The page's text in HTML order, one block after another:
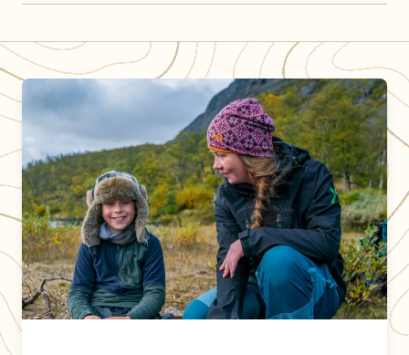
Familiemedlemskap i Trondhjems Turistforening